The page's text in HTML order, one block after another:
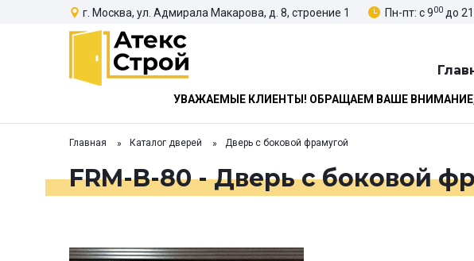
г. Москва, ул. Адмирала Макарова, д. 8, строение 1 Пн-пт: с 900 до 21
УВАЖАЕМЫЕ КЛИЕНТЫ! ОБРАЩАЕМ ВАШЕ
Главная Каталог дверей Дверь с боковой фрамугой
FRM-B-80 - Дверь с боковой